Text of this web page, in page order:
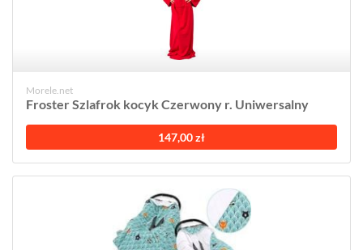
Morele.net
Froster Szlafrok kocyk Czerwony r. Uniwersalny
147,00 zł